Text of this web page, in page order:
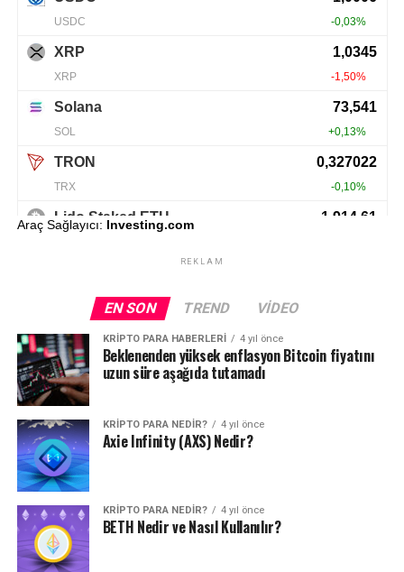
Araç Sağlayıcı: Investing.com
REKLAM
EN SON TREND VIDEO
KRIPTO PARA HABERLERI 4 yıl önce
Beklenenden yüksek enflasyon Bitcoin fiyatını
uzun süre aşağıda tutamadı
KRIPTO PARA NEDIR? 4 yıl önce
Axie Infinity (AXS) Nedir?
KRIPTO PARA NEDIR? 4 yıl önce
BETH Nedir ve Nasıl Kullanılır?